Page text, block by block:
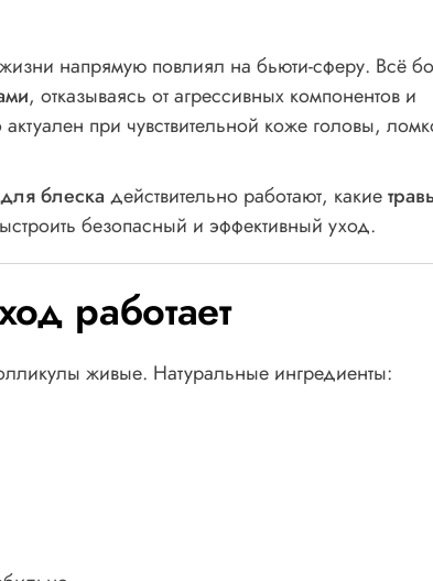
напрямую повлиял на бьюти-сферу. Всё
, отказываясь от агрессивных компонентов и
при чувствительной коже головы,
блеска действительно работают, какие
безопасный и эффективный уход.
работает
живые. Натуральные ингредиенты: